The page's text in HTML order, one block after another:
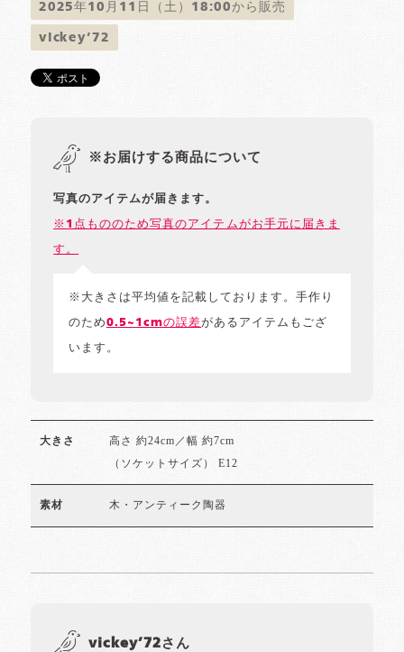
2025年10月11日（土）18:00から販売
vickey’72
※お届けする商品について
写真のアイテムが届きます。
※1点もののため写真のアイテムがお手元に届きま
す。
※大きさは平均値を記載しております。手作り
のため0.5~1cmの誤差があるアイテムもござ
います。
大きさ 高さ 約24cm／幅 約7cm
（ソケットサイズ） E12
素材 木・アンティーク陶器
vickey’72さん